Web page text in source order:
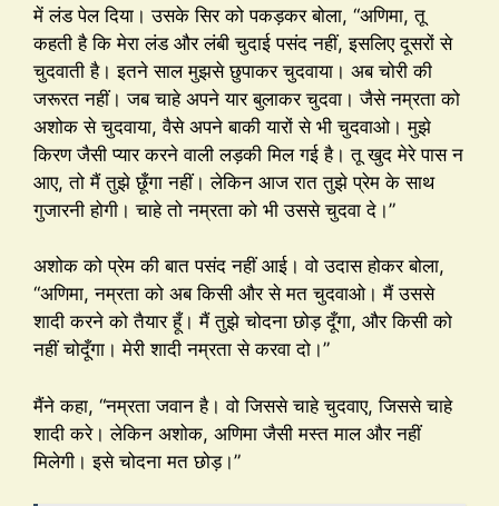
में लंड पेल दिया। उसके सिर को पकड़कर बोला, “अणिमा, तू
कहती है कि मेरा लंड और लंबी चुदाई पसंद नहीं, इसलिए दूसरों से
चुदवाती है। इतने साल मुझसे छुपाकर चुदवाया। अब चोरी की
जरूरत नहीं। जब चाहे अपने यार बुलाकर चुदवा। जैसे नम्रता को
अशोक से चुदवाया, वैसे अपने बाकी यारों से भी चुदवाओ। मुझे
किरण जैसी प्यार करने वाली लड़की मिल गई है। तू खुद मेरे पास न
आए, तो मैं तुझे छूँगा नहीं। लेकिन आज रात तुझे प्रेम के साथ
गुजारनी होगी। चाहे तो नम्रता को भी उससे चुदवा दे।”
अशोक को प्रेम की बात पसंद नहीं आई। वो उदास होकर बोला,
“अणिमा, नम्रता को अब किसी और से मत चुदवाओ। मैं उससे
शादी करने को तैयार हूँ। मैं तुझे चोदना छोड़ दूँगा, और किसी को
नहीं चोदूँगा। मेरी शादी नम्रता से करवा दो।”
मैंने कहा, “नम्रता जवान है। वो जिससे चाहे चुदवाए, जिससे चाहे
शादी करे। लेकिन अशोक, अणिमा जैसी मस्त माल और नहीं
मिलेगी। इसे चोदना मत छोड़।”